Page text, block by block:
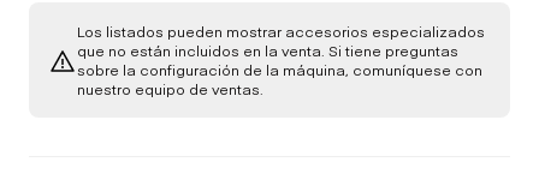
Lights
Limited Function
Oil Leaks
Check
Limited Function
Check
Chassis
Los listados pueden mostrar accesorios especializados
que no están incluidos en la venta. Si tiene preguntas
sobre la configuración de la máquina, comuníquese con
nuestro equipo de ventas.